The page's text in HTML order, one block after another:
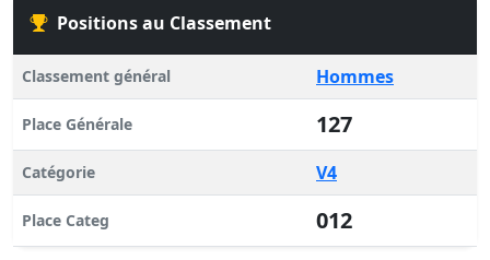
Positions au Classement
Classement général Hommes
Place Générale 127
Catégorie V4
Place Categ 012